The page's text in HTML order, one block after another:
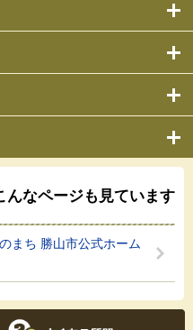
んなページも見ています
まち 勝山市公式ホーム